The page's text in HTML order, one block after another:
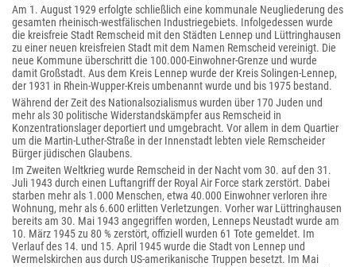
Am 1. August 1929 erfolgte schließlich eine kommunale Neugliederung des
gesamten rheinisch-westfälischen Industriegebiets. Infolgedessen wurde
die kreisfreie Stadt Remscheid mit den Städten Lennep und Lüttringhausen
zu einer neuen kreisfreien Stadt mit dem Namen Remscheid vereinigt. Die
neue Kommune überschritt die 100.000-Einwohner-Grenze und wurde
damit Großstadt. Aus dem Kreis Lennep wurde der Kreis Solingen-Lennep,
der 1931 in Rhein-Wupper-Kreis umbenannt wurde und bis 1975 bestand.
Während der Zeit des Nationalsozialismus wurden über 170 Juden und
mehr als 30 politische Widerstandskämpfer aus Remscheid in
Konzentrationslager deportiert und umgebracht. Vor allem in dem Quartier
um die Martin-Luther-Straße in der Innenstadt lebten viele Remscheider
Bürger jüdischen Glaubens.
Im Zweiten Weltkrieg wurde Remscheid in der Nacht vom 30. auf den 31.
Juli 1943 durch einen Luftangriff der Royal Air Force stark zerstört. Dabei
starben mehr als 1.000 Menschen, etwa 40.000 Einwohner verloren ihre
Wohnung, mehr als 6.600 erlitten Verletzungen. Vorher war Lüttringhausen
bereits am 30. Mai 1943 angegriffen worden, Lenneps Neustadt wurde am
10. März 1945 zu 80 % zerstört, offiziell wurden 61 Tote gemeldet. Im
Verlauf des 14. und 15. April 1945 wurde die Stadt von Lennep und
Wermelskirchen aus durch US-amerikanische Truppen besetzt. Im Mai